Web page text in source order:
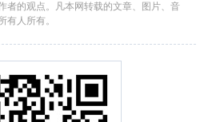
者的观点。凡本网转载的文章、图片、音
有人所有。